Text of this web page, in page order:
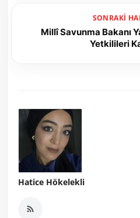
SONRAKI
Millî Savunma Bakanı
Yetkilileri
Hatice Hökelekli